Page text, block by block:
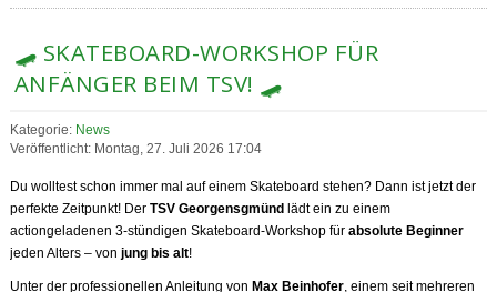
🛹 SKATEBOARD-WORKSHOP FÜR
ANFÄNGER BEIM TSV! 🛹
Kategorie: News
Veröffentlicht: Montag, 27. Juli 2026 17:04
Du wolltest schon immer mal auf einem Skateboard stehen? Dann ist jetzt der
perfekte Zeitpunkt! Der TSV Georgensgmündlädt ein zu einem
actiongeladenen 3-stündigen Skateboard-Workshop für absolute Beginner
jeden Alters – von jung bis alt!
Unter der professionellen Anleitung von Max Beinhofer, einem seit mehreren